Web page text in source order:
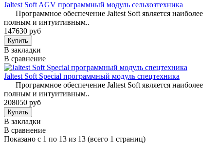
Jaltest Soft AGV программный модуль сельхозтехника
Программное обеспечение Jaltest Soft является наиболее
полным и интуитивным..
147630 руб
В закладки
В сравнение
Jaltest Soft Special программный модуль спецтехника
Программное обеспечение Jaltest Soft является наиболее
полным и интуитивным..
208050 руб
В закладки
В сравнение
Показано с 1 по 13 из 13 (всего 1 страниц)